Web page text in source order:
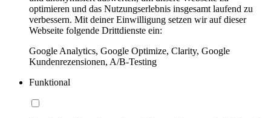
optimieren und das Nutzungserlebnis insgesamt laufend zu
verbessern. Mit deiner Einwilligung setzen wir auf dieser
Webseite folgende Drittdienste ein:
Google Analytics, Google Optimize, Clarity, Google
Kundenrezensionen, A/B-Testing
Funktional